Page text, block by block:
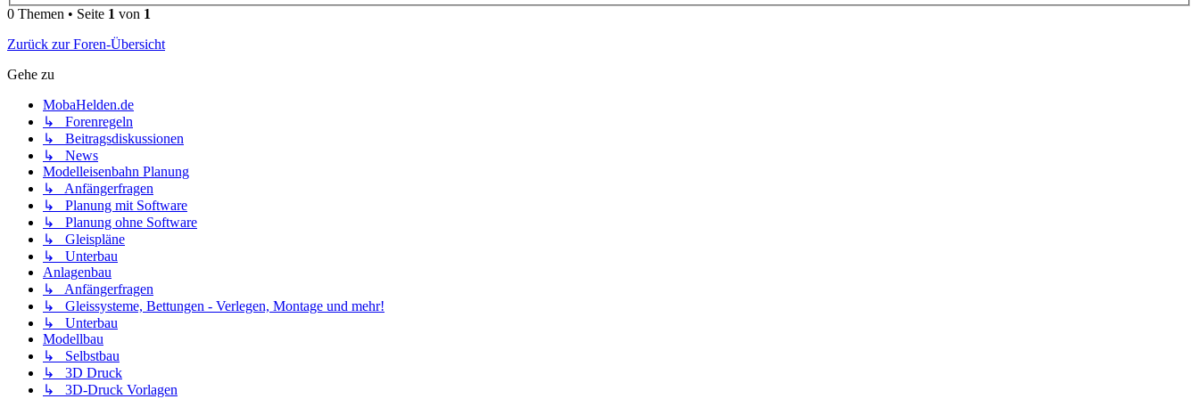
0 Themen • Seite 1 von 1
Zurück zur Foren-Übersicht
Gehe zu
MobaHelden.de
↳ Forenregeln
↳ Beitragsdiskussionen
↳ News
Modelleisenbahn Planung
↳ Anfängerfragen
↳ Planung mit Software
↳ Planung ohne Software
↳ Gleispläne
↳ Unterbau
Anlagenbau
↳ Anfängerfragen
↳ Gleissysteme, Bettungen - Verlegen, Montage und mehr!
↳ Unterbau
Modellbau
↳ Selbstbau
↳ 3D Druck
↳ 3D-Druck Vorlagen